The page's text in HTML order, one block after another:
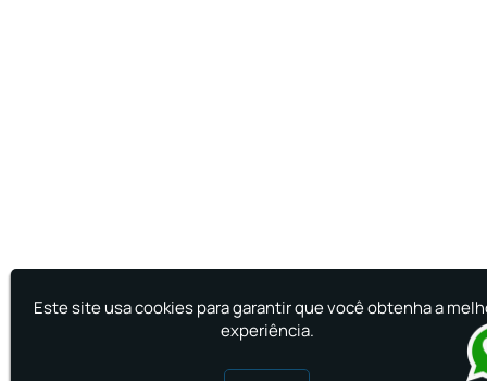
Este site usa cookies para garantir que você obtenha a
experiência.